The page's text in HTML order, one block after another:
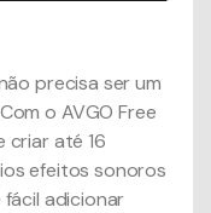
precisa ser um
o AVGO Free
criar até 16
efeitos sonoros
fácil adicionar